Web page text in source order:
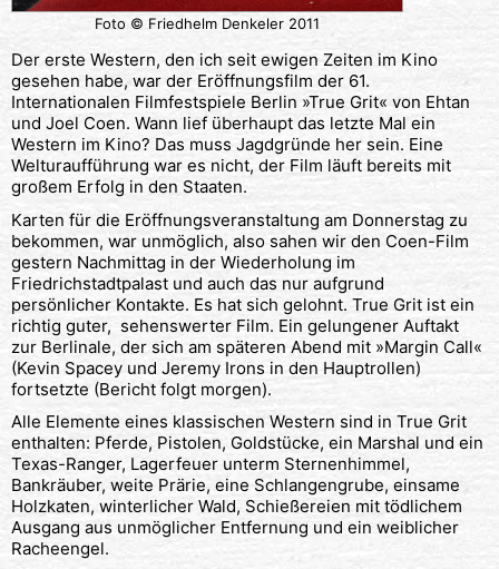
Foto © Friedhelm Denkeler 2011
Der erste Western, den ich seit ewigen Zeiten im Kino
gesehen habe, war der Eröffnungsfilm der 61.
Internationalen Filmfestspiele Berlin »True Grit« von Ehtan
und Joel Coen. Wann lief überhaupt das letzte Mal ein
Western im Kino? Das muss Jagdgründe her sein. Eine
Welturaufführung war es nicht, der Film läuft bereits mit
großem Erfolg in den Staaten.
Karten für die Eröffnungsveranstaltung am Donnerstag zu
bekommen, war unmöglich, also sahen wir den Coen-Film
gestern Nachmittag in der Wiederholung im
Friedrichstadtpalast und auch das nur aufgrund
persönlicher Kontakte. Es hat sich gelohnt. True Grit ist ein
richtig guter, sehenswerter Film. Ein gelungener Auftakt
zur Berlinale, der sich am späteren Abend mit »Margin Call«
(Kevin Spacey und Jeremy Irons in den Hauptrollen)
fortsetzte (Bericht folgt morgen).
Alle Elemente eines klassischen Western sind in True Grit
enthalten: Pferde, Pistolen, Goldstücke, ein Marshal und ein
Texas-Ranger, Lagerfeuer unterm Sternenhimmel,
Bankräuber, weite Prärie, eine Schlangengrube, einsame
Holzkaten, winterlicher Wald, Schießereien mit tödlichem
Ausgang aus unmöglicher Entfernung und ein weiblicher
Racheengel.